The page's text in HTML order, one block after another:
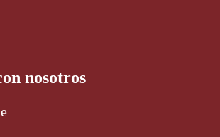
nosotros